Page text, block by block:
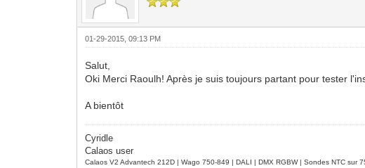
01-29-2015, 09:13 PM
Salut,
Oki Merci Raoulh! Après je suis toujours partant pour tester
A bientôt
Cyridle
Calaos user
Calaos V2 Advantech 212D | Wago 750-849 | DALI | DMX RGBW | Sondes NTC